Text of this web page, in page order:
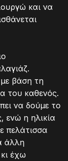
και να
με βάση τη
του καθενός.
να δούμε το
η ηλικία
πελάτισσα
άλλη
έχω